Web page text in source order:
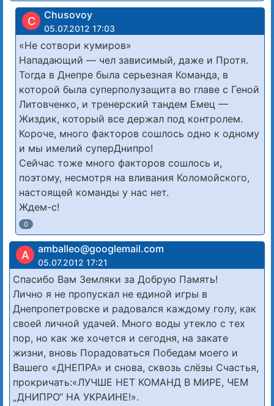
C Chusovoy
05.07.2012 17:03
«Не сотвори кумиров»
Нападающий — чел зависимый, даже и Протя.
Тогда в Днепре была серьезная Команда, в
которой была суперполузащита во главе с Геной
Литовченко, и тренерский тандем Емец —
Жиздик, который все держал под контролем.
Короче, много факторов сошлось одно к одному
и мы имелий суперДнипро!
Сейчас тоже много факторов сошлось и,
поэтому, несмотря на вливания Коломойского,
настоящей команды у нас нет.
Ждем-с!
0
A amballeo@googlemail.com
05.07.2012 17:21
Спасибо Вам Земляки за Добрую Память!
Лично я не пропускал не единой игры в
Днепропетровске и радовался каждому голу, как
своей личной удачей. Много воды утекло с тех
пор, но как же хочется и сегодня, на закате
жизни, вновь Порадоваться Победам моего и
Вашего «ДНЕПРА» и снова, сквозь слёзы Счастья,
прокричать:«ЛУЧШЕ НЕТ КОМАНД В МИРЕ, ЧЕМ
„ДНИПРО“ НА УКРАИНЕ!».